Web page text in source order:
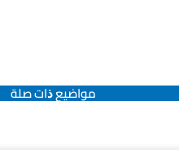
مواضيع ﺫات صلة